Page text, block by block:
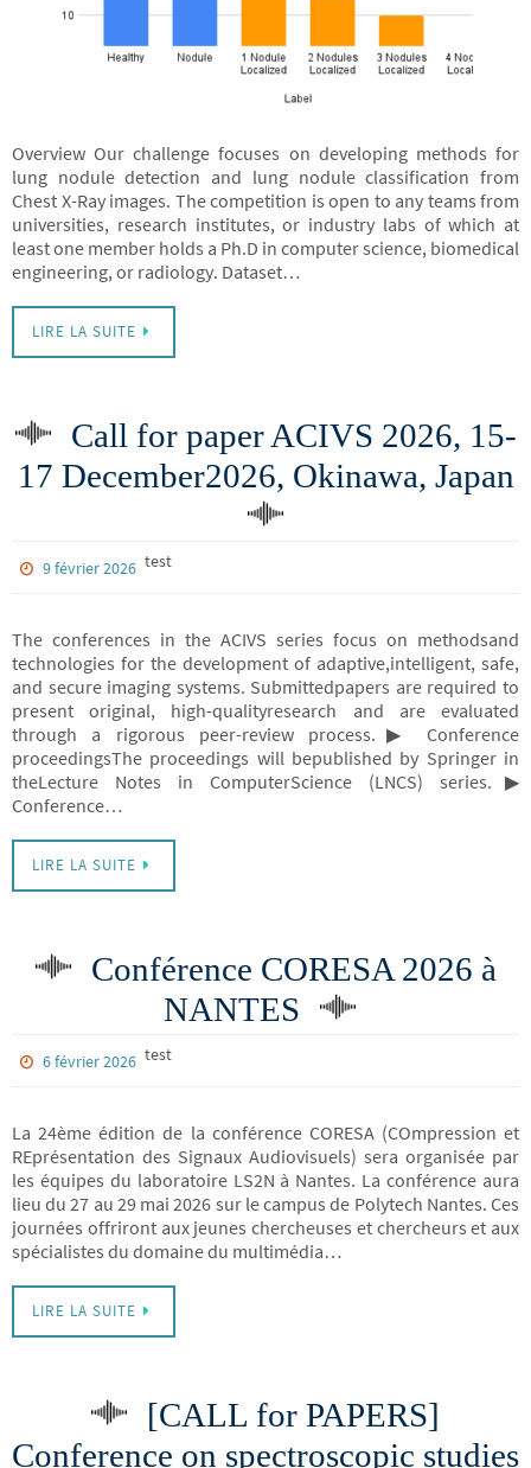
Overview Our challenge focuses on developing methods for
lung nodule detection and lung nodule classification from
Chest X-Ray images. The competition is open to any teams from
universities, research institutes, or industry labs of which at
least one member holds a Ph.D in computer science, biomedical
engineering, or radiology. Dataset…
LIRE LA SUITE
Call for paper ACIVS 2026, 15-
17 December2026, Okinawa, Japan
test
9 février 2026
The conferences in the ACIVS series focus on methodsand
technologies for the development of adaptive,intelligent, safe,
and secure imaging systems. Submittedpapers are required to
present original, high-qualityresearch and are evaluated
through a rigorous peer-review process.▶ Conference
proceedingsThe proceedings will bepublished by Springer in
theLecture Notes in ComputerScience (LNCS) series.▶
Conference…
LIRE LA SUITE
Conférence CORESA 2026 à
NANTES
test
6 février 2026
La 24ème édition de la conférence CORESA (COmpression et
REprésentation des Signaux Audiovisuels) sera organisée par
les équipes du laboratoire LS2N à Nantes. La conférence aura
lieu du 27 au 29 mai 2026 sur le campus de Polytech Nantes. Ces
journées offriront aux jeunes chercheuses et chercheurs et aux
spécialistes du domaine du multimédia…
LIRE LA SUITE
[CALL for PAPERS]
Conference on spectroscopic studies